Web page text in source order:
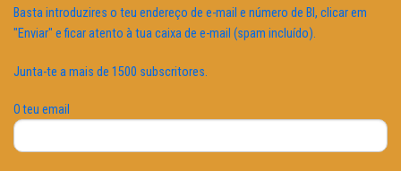
Basta introduzires o teu endereço de e-mail e número de BI, clicar em
"Enviar" e ficar atento à tua caixa de e-mail (spam incluído).
Junta-te a mais de 1500 subscritores.
O teu email